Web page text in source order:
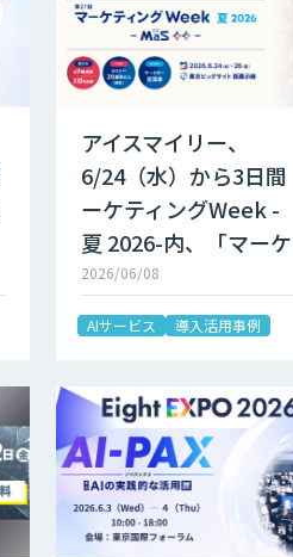
アイスマイリー、
6/24（水）から3日
ーケティングWeek -
夏 2026-内、「マー
2026/06/08
AIサービス 導入活用事例